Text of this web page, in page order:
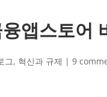
앱스토어
그, 혁신과 규제 |9